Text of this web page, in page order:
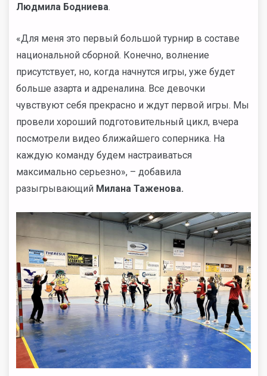
Людмила Бодниева.
«Для меня это первый большой турнир в составе
национальной сборной. Конечно, волнение
присутствует, но, когда начнутся игры, уже будет
больше азарта и адреналина. Все девочки
чувствуют себя прекрасно и ждут первой игры. Мы
провели хороший подготовительный цикл, вчера
посмотрели видео ближайшего соперника. На
каждую команду будем настраиваться
максимально серьезно», – добавила
разыгрывающий Милана Таженова.